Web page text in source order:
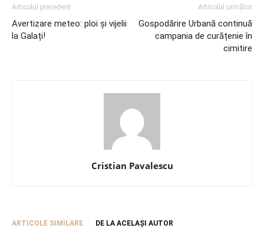
Articolul precedent
Avertizare meteo: ploi și vijelii
la Galați!
Articolul următor
Gospodărire Urbană continuă
campania de curățenie în
cimitire
Cristian Pavalescu
ARTICOLE SIMILARE DE LA ACELAȘI AUTOR